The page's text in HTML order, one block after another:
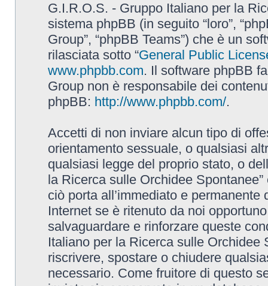
G.I.R.O.S. - Gruppo Italiano per la
sistema phpBB (in seguito “loro”,
Group”, “phpBB Teams”) che è un
rilasciata sotto “General Public
www.phpbb.com. Il software phpBB
Group non è responsabile dei
phpBB: http://www.phpbb.com/.
Accetti di non inviare alcun tipo di
orientamento sessuale, o qualsiasi
qualsiasi legge del proprio stato, o
la Ricerca sulle Orchidee
ciò porta all’immediato e
Internet se è ritenuto da noi
salvaguardare e rinforzare queste
Italiano per la Ricerca sulle Orchidee
riscrivere, spostare o chiudere
necessario. Come fruitore di questo